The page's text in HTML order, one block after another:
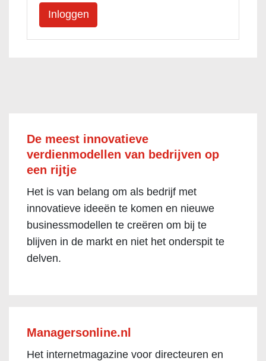
De meest innovatieve
verdienmodellen van bedrijven op
een rijtje
Het is van belang om als bedrijf met
innovatieve ideeën te komen en nieuwe
businessmodellen te creëren om bij te
blijven in de markt en niet het onderspit te
delven.
Managersonline.nl
Het internetmagazine voor directeuren en